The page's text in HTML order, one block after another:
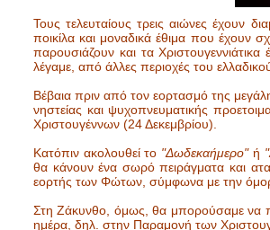
Τους τελευταίους τρεις αιώνες έχουν
ποικίλα και μοναδικά έθιμα που έχουν
παρουσιάζουν και τα
λέγαμε, από άλλες περιοχές του
Βέβαια πριν από τον εορτασμό της
νηστείας και ψυχοπνευματικής
Χριστουγέννων (24 Δεκεμβρίου).
Κατόπιν ακολουθεί το "Δωδεκαήμερο"ή
θα κάνουν ένα σωρό πειράγματα και
εορτής των Φώτων, σύμφωνα με την
Στη Ζάκυνθο, όμως, θα μπορούσαμε να
ημέρα, δηλ. στην Παραμονή των